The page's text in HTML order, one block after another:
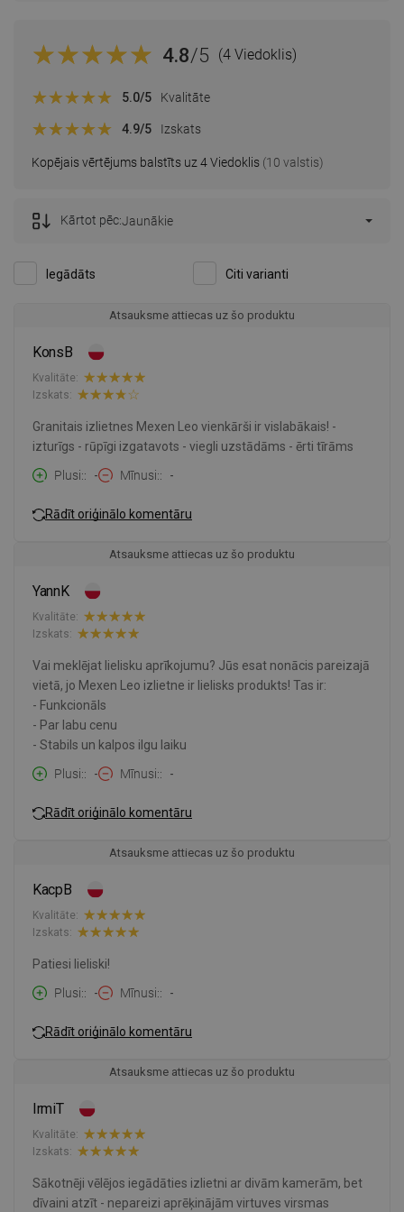
4.8/5 (4 Viedoklis)
Kopējais vērtējums balstīts uz 4 Viedoklis (10 valstis)
5.0/5 Kvalitāte
4.9/5 Izskats
Iegādāts Citi varianti
Kārtot pēc:Jaunākie
Atsauksme attiecas uz šo produktu
KonsB
Kvalitāte:
Izskats:
Granitais izlietnes Mexen Leo vienkārši ir vislabākais! -
izturīgs - rūpīgi izgatavots - viegli uzstādāms - ērti tīrāms
Plusi:
- Mīnusi: -
Rādīt oriģinālo komentāru
Atsauksme attiecas uz šo produktu
YannK
Kvalitāte:
Izskats:
Vai meklējat lielisku aprīkojumu? Jūs esat nonācis pareizajā
vietā, jo Mexen Leo izlietne ir lielisks produkts! Tas ir:
- Funkcionāls
- Par labu cenu
- Stabils un kalpos ilgu laiku
Plusi:
- Mīnusi: -
Rādīt oriģinālo komentāru
Atsauksme attiecas uz šo produktu
KacpB
Kvalitāte:
Izskats:
Patiesi lieliski!
Plusi:
- Mīnusi: -
Rādīt oriģinālo komentāru
Atsauksme attiecas uz šo produktu
IrmiT
Kvalitāte:
Izskats:
Sākotnēji vēlējos iegādāties izlietni ar divām kamerām, bet
dīvaini atzīt - nepareizi aprēķinājām virtuves virsmas